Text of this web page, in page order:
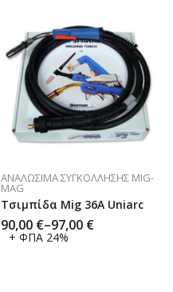
ΑΝΑΛΏΣΙΜΑ ΣΥΓΚΌΛΛΗΣΗΣ MIG-
MAG
Τσιμπίδα Mig 36Α Uniarc
90,00 €–97,00 €
+ ΦΠΑ 24%